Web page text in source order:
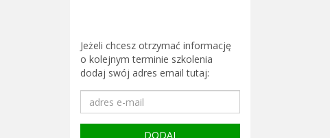
Jeżeli chcesz otrzymać informację
o kolejnym terminie szkolenia
dodaj swój adres email tutaj: